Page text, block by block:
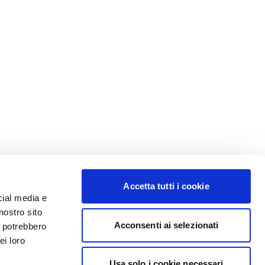
media e
sito
loro
Accetta tutti i cookie
Acconsenti ai selezionati